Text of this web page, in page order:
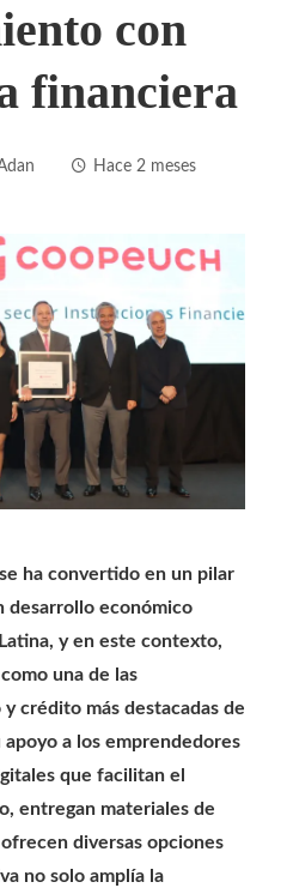
con
financiera
Hace 2 meses
ha convertido en un pilar
desarrollo económico
y en este contexto,
una de las
crédito más destacadas de
a los emprendedores
que facilitan el
entregan materiales de
diversas opciones
no solo amplía la